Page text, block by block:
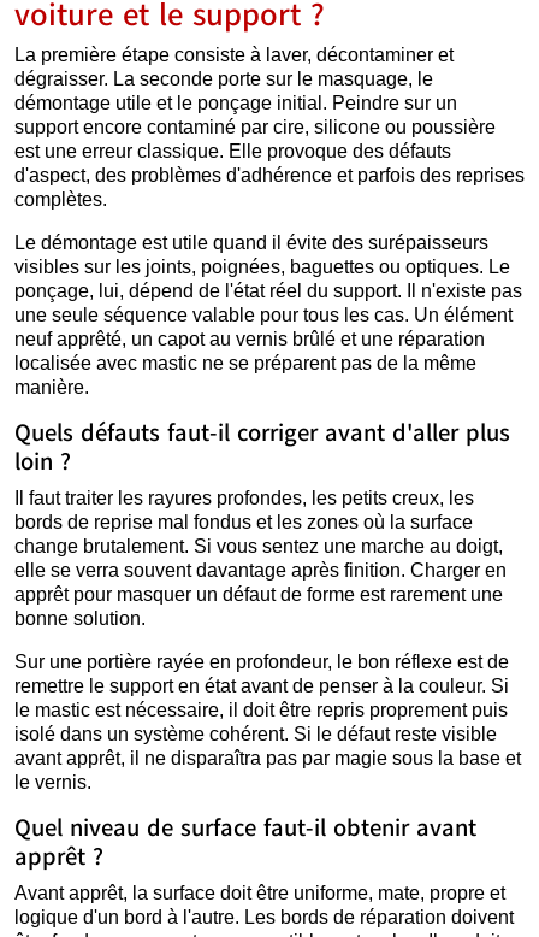
voiture et le support ?
La première étape consiste à laver, décontaminer et
dégraisser. La seconde porte sur le masquage, le
démontage utile et le ponçage initial. Peindre sur un
support encore contaminé par cire, silicone ou poussière
est une erreur classique. Elle provoque des défauts
d'aspect, des problèmes d'adhérence et parfois des reprises
complètes.
Le démontage est utile quand il évite des surépaisseurs
visibles sur les joints, poignées, baguettes ou optiques. Le
ponçage, lui, dépend de l'état réel du support. Il n'existe pas
une seule séquence valable pour tous les cas. Un élément
neuf apprêté, un capot au vernis brûlé et une réparation
localisée avec mastic ne se préparent pas de la même
manière.
Quels défauts faut-il corriger avant d'aller plus
loin ?
Il faut traiter les rayures profondes, les petits creux, les
bords de reprise mal fondus et les zones où la surface
change brutalement. Si vous sentez une marche au doigt,
elle se verra souvent davantage après finition. Charger en
apprêt pour masquer un défaut de forme est rarement une
bonne solution.
Sur une portière rayée en profondeur, le bon réflexe est de
remettre le support en état avant de penser à la couleur. Si
le mastic est nécessaire, il doit être repris proprement puis
isolé dans un système cohérent. Si le défaut reste visible
avant apprêt, il ne disparaîtra pas par magie sous la base et
le vernis.
Quel niveau de surface faut-il obtenir avant
apprêt ?
Avant apprêt, la surface doit être uniforme, mate, propre et
logique d'un bord à l'autre. Les bords de réparation doivent